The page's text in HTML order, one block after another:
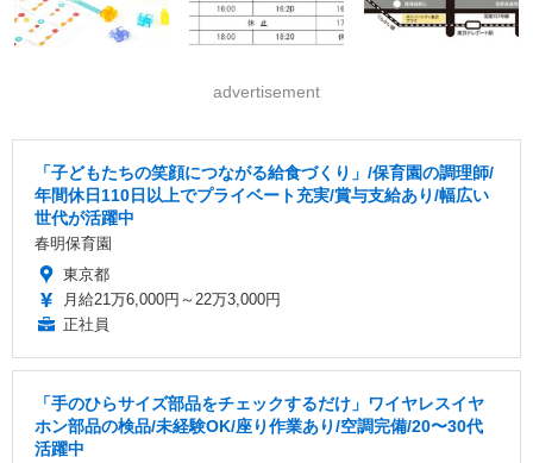
advertisement
「子どもたちの笑顔につながる給食づくり」/保育園の調理師/
年間休日110日以上でプライベート充実/賞与支給あり/幅広い
世代が活躍中
春明保育園
東京都
月給21万6,000円～22万3,000円
正社員
「手のひらサイズ部品をチェックするだけ」ワイヤレスイヤ
ホン部品の検品/未経験OK/座り作業あり/空調完備/20〜30代
活躍中